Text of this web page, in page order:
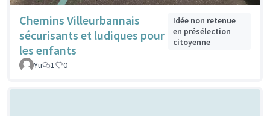
Chemins Villeurbannais
sécurisants et ludiques pour
les enfants
Idée non retenue
en présélection
citoyenne
Yu 1 0